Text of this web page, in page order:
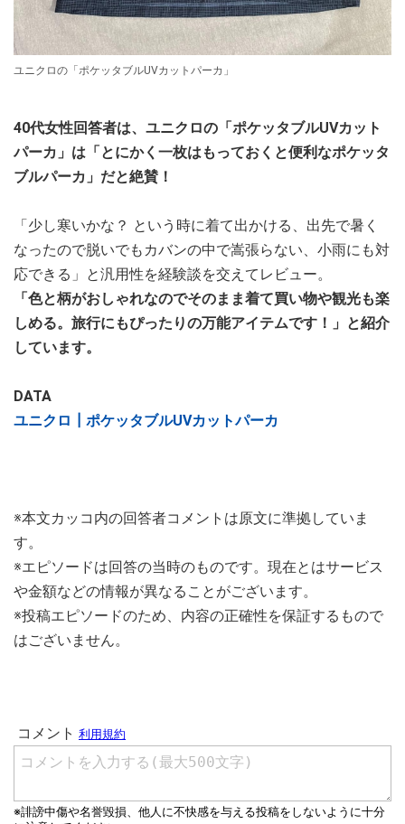
ユニクロの「ポケッタブルUVカットパーカ」
40代女性回答者は、ユニクロの「ポケッタブルUVカット
パーカ」は「とにかく一枚はもっておくと便利なポケッタ
ブルパーカ」だと絶賛！
「少し寒いかな？ という時に着て出かける、出先で暑く
なったので脱いでもカバンの中で嵩張らない、小雨にも対
応できる」と汎用性を経験談を交えてレビュー。
「色と柄がおしゃれなのでそのまま着て買い物や観光も楽
しめる。旅行にもぴったりの万能アイテムです！」と紹介
しています。
DATA
ユニクロ┃ポケッタブルUVカットパーカ
※本文カッコ内の回答者コメントは原文に準拠していま
す。
※エピソードは回答の当時のものです。現在とはサービス
や金額などの情報が異なることがございます。
※投稿エピソードのため、内容の正確性を保証するもので
はございません。